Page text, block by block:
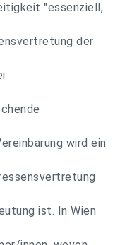
"essenziell,
der
wird ein
ist. In Wien